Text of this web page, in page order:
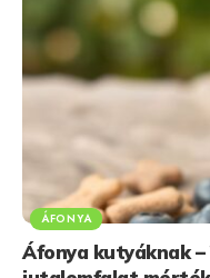
ÁFONYA
Áfonya kutyáknak